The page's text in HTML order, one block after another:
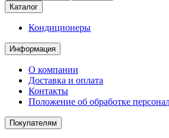
Каталог
Кондиционеры
Информация
О компании
Доставка и оплата
Контакты
Положение об обработке
Покупателям